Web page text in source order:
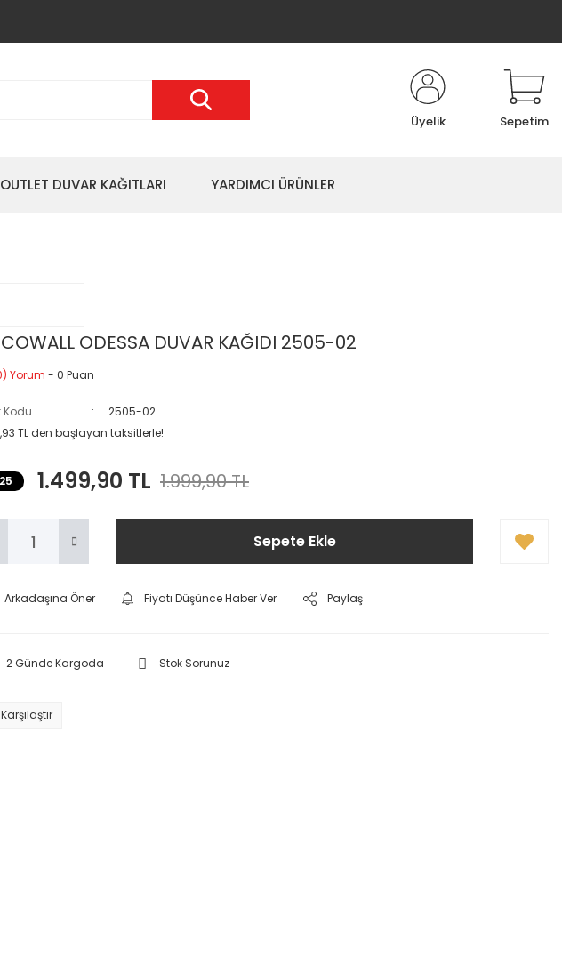
Üyelik Sepetim
OUTLET DUVAR KAĞITLARI YARDIMCI ÜRÜNLER
ODESSA DUVAR KAĞIDI 2505-02
Yorum - 0 Puan
Kodu
2505-02
TL den başlayan taksitlerle!
1.499,90 TL 1.999,90 TL
Sepete Ekle
Arkadaşına Öner Fiyatı Düşünce Haber Ver Paylaş
2 Günde Kargoda Stok Sorunuz
Karşılaştır